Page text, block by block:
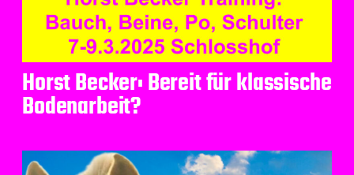
Horst Becker: Bereit für klassische
Bodenarbeit?